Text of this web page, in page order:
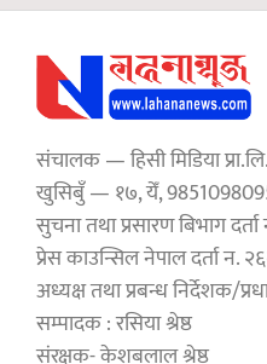
संचालक — हिसी मिडिया प्रा.लि.
खुसिबुँ — १७, येँ,
सुचना तथा प्रसारण बिभाग
प्रेस काउन्सिल नेपाल दर्ता न.
अध्यक्ष तथा प्रबन्ध निर्देशक/
सम्पादक : रसिया श्रेष्ठ